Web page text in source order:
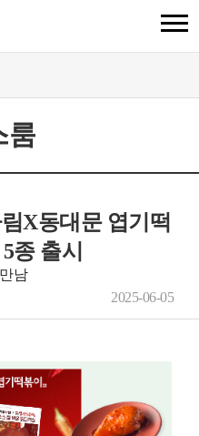
룸
X동대문 엽기떡
종 출시
남
2025-06-05